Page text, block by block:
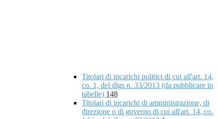
Titolari di incarichi politici di cui all'art. 14,
co. 1, del dlgs n. 33/2013 (da pubblicare in
tabelle) 148
Titolari di incarichi di amministrazione, di
direzione o di governo di cui all'art. 14, co.